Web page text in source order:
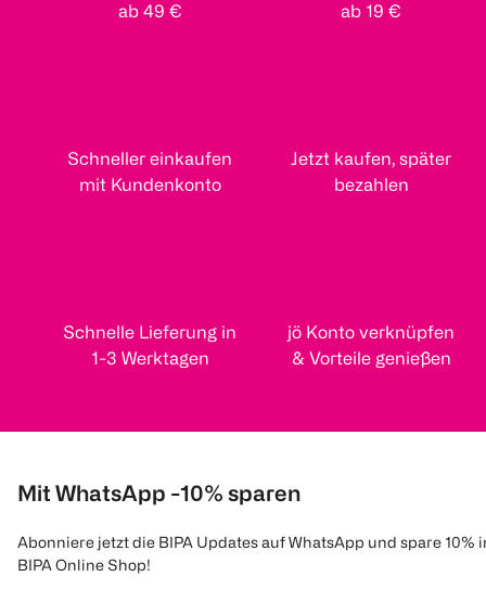
ab 49 €
ab 19 €
Schneller einkaufen
mit Kundenkonto
Jetzt kaufen, später
bezahlen
Schnelle Lieferung in
1-3 Werktagen
jö Konto verknüpfen
& Vorteile genießen
Mit WhatsApp -10% sparen
Abonniere jetzt die BIPA Updates auf WhatsApp und spare 10%
BIPA Online Shop!